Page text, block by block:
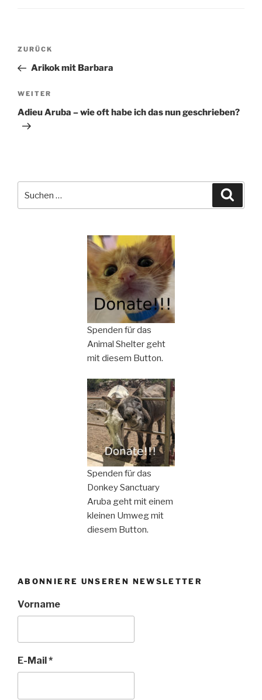
Beitragsnavigation
Vorheriger
Beitrag
ZURÜCK
Arikok mit Barbara
Nächster
Beitrag
WEITER
Adieu Aruba – wie oft habe ich das nun geschrieben?
Spenden für das
Animal Shelter geht
mit diesem Button.
Spenden für das
Donkey Sanctuary
Aruba geht mit einem
kleinen Umweg mit
diesem Button.
ABONNIERE UNSEREN NEWSLETTER
Vorname
E-Mail *